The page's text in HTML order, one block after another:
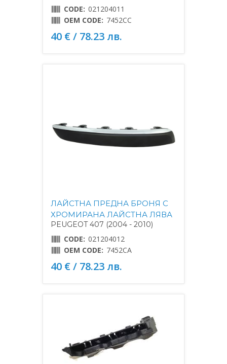
CODE: 021204011
OEM CODE: 7452CC
40 € / 78.23 лв.
ЛАЙСТНА ПРЕДНА БРОНЯ С
ХРОМИРАНА ЛАЙСТНА ЛЯВА
PEUGEOT 407 (2004 - 2010)
CODE: 021204012
OEM CODE: 7452CA
40 € / 78.23 лв.